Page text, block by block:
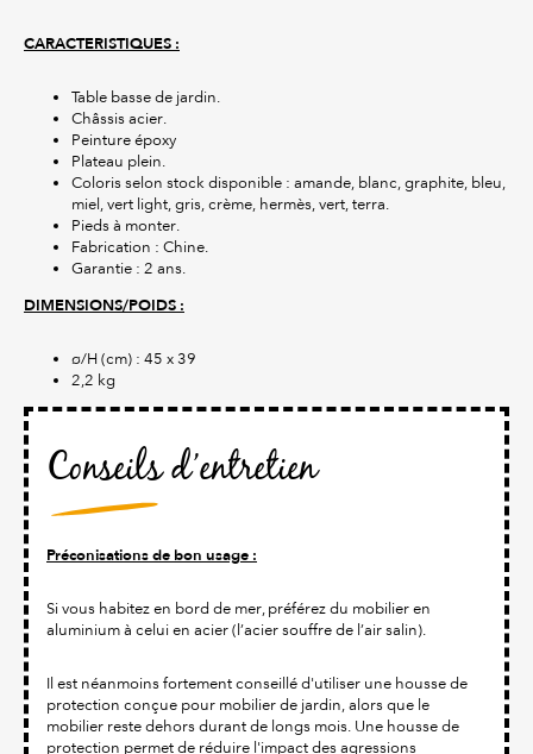
CARACTERISTIQUES :
Table basse de jardin.
Châssis acier.
Peinture époxy
Plateau plein.
Coloris selon stock disponible : amande, blanc, graphite, bleu,
miel, vert light, gris, crème, hermès, vert, terra.
Pieds à monter.
Fabrication : Chine.
Garantie : 2 ans.
DIMENSIONS/POIDS :
ø/H (cm) : 45 x 39
2,2 kg
Conseils d’entretien
Préconisations de bon usage :
Si vous habitez en bord de mer, préférez du mobilier en
aluminium à celui en acier (l’acier souffre de l’air salin).
Il est néanmoins fortement conseillé d'utiliser une housse de
protection conçue pour mobilier de jardin, alors que le
mobilier reste dehors durant de longs mois. Une housse de
protection permet de réduire l'impact des agressions